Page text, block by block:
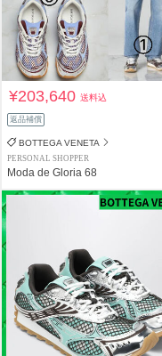
¥203,640送料込
返品補償
BOTTEGA VENETA
PERSONAL SHOPPER
Moda de Gloria 68